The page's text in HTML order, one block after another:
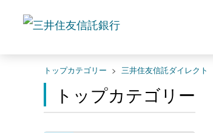
トップカテゴリー > 三井住友信託ダイレクト
トップカテゴリー